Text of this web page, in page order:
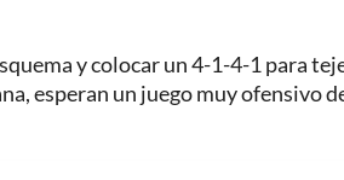
y colocar un 4-1-4-1 para
esperan un juego muy ofensivo